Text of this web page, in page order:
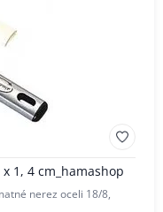
1, 4 cm_hamashop
nerez oceli 18/8,